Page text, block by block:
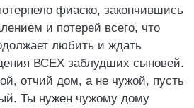
фиаско, закончившись
и потерей всего, что
любить и ждать
ВСЕХ заблудших сыновей.
отчий дом, а не чужой, пусть
Ты нужен чужому дому